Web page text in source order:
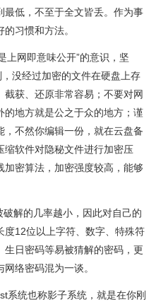
低，不至于全文皆丢。作为事
习惯和方法。
上网即意味公开”的意识，坚
没经过加密的文件在硬盘上存
获、还原非常容易；不要对网
地方就是公之于众的地方；谨
不然你编辑一份，就在云盘备
缩软件对隐秘文件进行加密压
密算法，加密强度较高，能够
解的几率越小，因此对自己的
度12位以上字符、数字、特殊符
日密码等易被猜解的密码，更
络密码混为一谈。
系统也称影子系统，就是在你刚